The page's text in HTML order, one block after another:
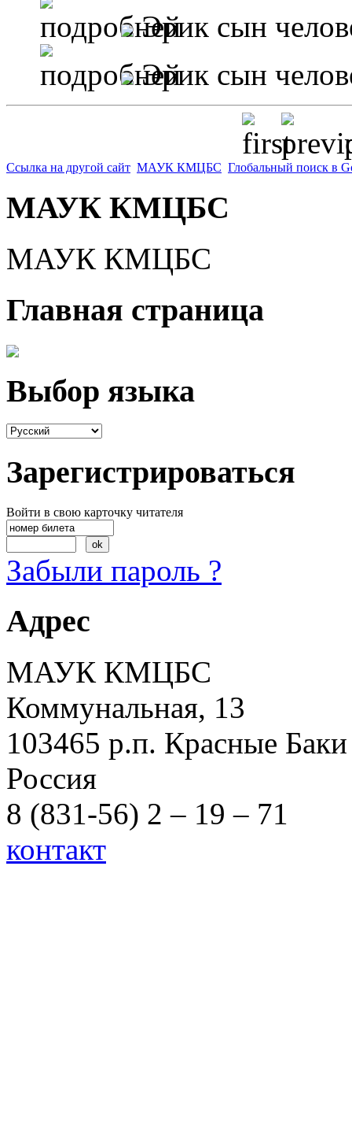
Эрик сын
Эрик сын
Ссылка на другой сайт МАУК КМЦБС Глобальный поиск в
МАУК КМЦБС
МАУК КМЦБС
Главная страница
Выбор языка
Зарегистрироваться
Войти в свою карточку читателя
Забыли пароль ?
Адрес
МАУК КМЦБС
Коммунальная, 13
103465 р.п. Красные Баки
Россия
8 (831-56) 2 – 19 – 71
контакт